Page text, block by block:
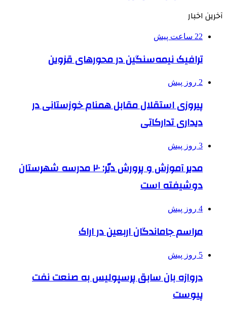
آخرین اخبار
22 ساعت پیش
ترافیک نیمه‌سنگین در محورهای قزوین
2 روز پیش
پیروزی استقلال مقابل همنام خوزستانی در
دیداری تدارکاتی
3 روز پیش
مدیر آموزش و پرورش دیّر: ۲۰ مدرسه شهرستان
دوشیفته است
4 روز پیش
مراسم جاماندگان اربعین در اراک
5 روز پیش
دروازه بان سابق پرسپولیس به صنعت نفت
پیوست